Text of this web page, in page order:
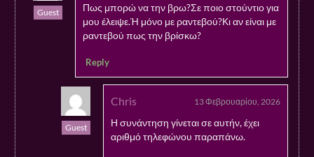
Guest
Πως μπορώ να την βρω?Σε ποιο στούντιο για
μου έλειψε.Ή μόνο με ραντεβού?Κι αν είναι με
ραντεβού πως την βρίσκω?
Reply
Guest
Chris 13 Φεβρουαρίου, 2026
Η συνάντηση γίνεται σε αυτήν, έχει
αριθμό τηλεφώνου παραπάνω.